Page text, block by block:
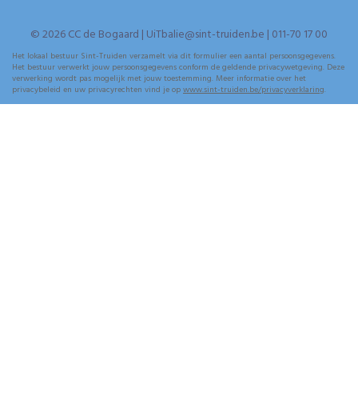
© 2026 CC de Bogaard | UiTbalie@sint-truiden.be | 011-70 17 00
Het lokaal bestuur Sint-Truiden verzamelt via dit formulier een aantal persoonsgegevens.
Het bestuur verwerkt jouw persoonsgegevens conform de geldende privacywetgeving. Deze
verwerking wordt pas mogelijk met jouw toestemming. Meer informatie over het
privacybeleid en uw privacyrechten vind je opwww.sint-truiden.be/privacyverklaring.